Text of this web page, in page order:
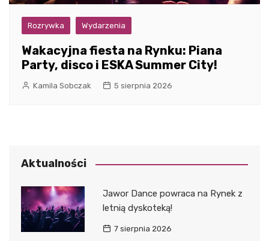
Rozrywka Wydarzenia
Wakacyjna fiesta na Rynku: Piana
Party, disco i ESKA Summer City!
Kamila Sobczak 5 sierpnia 2026
Aktualności
Jawor Dance powraca na Rynek z
letnią dyskoteką!
7 sierpnia 2026